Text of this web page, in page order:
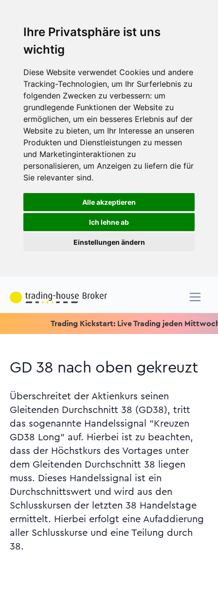
Ihre Privatsphäre ist uns
wichtig
Diese Website verwendet Cookies und andere
Tracking-Technologien, um Ihr Surferlebnis zu
folgenden Zwecken zu verbessern: um
grundlegende Funktionen der Website zu
ermöglichen, um ein besseres Erlebnis auf der
Website zu bieten, um Ihr Interesse an unseren
Produkten und Dienstleistungen zu messen
und Marketinginteraktionen zu
personalisieren, um Anzeigen zu liefern die für
Sie relevanter sind.
Alle akzeptieren
Ich lehne ab
Einstellungen ändern
Trading Kickstart: Live Trading jeden Mittwoch um
GD 38 nach oben gekreuzt
Überschreitet der Aktienkurs seinen
Gleitenden Durchschnitt 38 (GD38), tritt
das sogenannte Handelssignal "Kreuzen
GD38 Long" auf. Hierbei ist zu beachten,
dass der Höchstkurs des Vortages unter
dem Gleitenden Durchschnitt 38 liegen
muss. Dieses Handelssignal ist ein
Durchschnittswert und wird aus den
Schlusskursen der letzten 38 Handelstage
ermittelt. Hierbei erfolgt eine Aufaddierung
aller Schlusskurse und eine Teilung durch
38.